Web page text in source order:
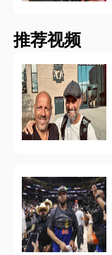
推荐视频